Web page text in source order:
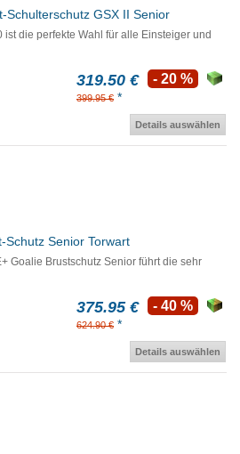
Schulterschutz GSX II Senior
ist die perfekte Wahl für alle Einsteiger und
319.50 €
399.95 € *
- 20 %
Details auswählen
Schutz Senior Torwart
Goalie Brustschutz Senior führt die sehr
375.95 €
624.90 € *
- 40 %
Details auswählen